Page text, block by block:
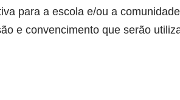
para a escola e/ou a
e convencimento que serão